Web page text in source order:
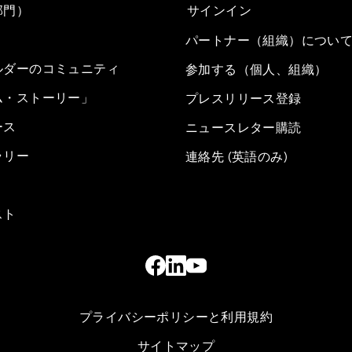
）
ーのコミュニティ
ストーリー」
リー
サインイン
パートナー（組織）につい
参加する（個人、組織）
プレスリリース登録
ニュースレター購読
連絡先 (英語のみ)
プライバシーポリシーと利用規約
サイトマップ